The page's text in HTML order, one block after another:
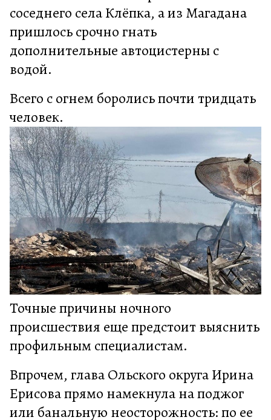
соседнего села Клёпка, а из Магадана
пришлось срочно гнать
дополнительные автоцистерны с
водой.
Всего с огнем боролись почти тридцать
человек.
Точные причины ночного
происшествия еще предстоит выяснить
профильным специалистам.
Впрочем, глава Ольского округа Ирина
Ерисова прямо намекнула на поджог
или банальную неосторожность: по ее